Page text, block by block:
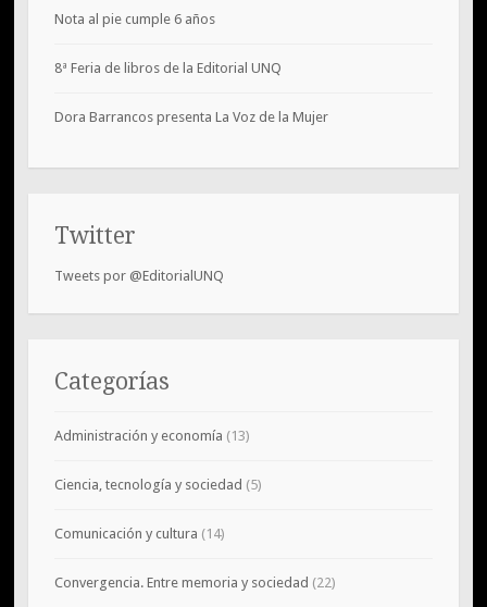
Nota al pie cumple 6 años
8ª Feria de libros de la Editorial UNQ
Dora Barrancos presenta La Voz de la Mujer
Twitter
Tweets por @EditorialUNQ
Categorías
Administración y economía (13)
Ciencia, tecnología y sociedad (5)
Comunicación y cultura (14)
Convergencia. Entre memoria y sociedad (22)